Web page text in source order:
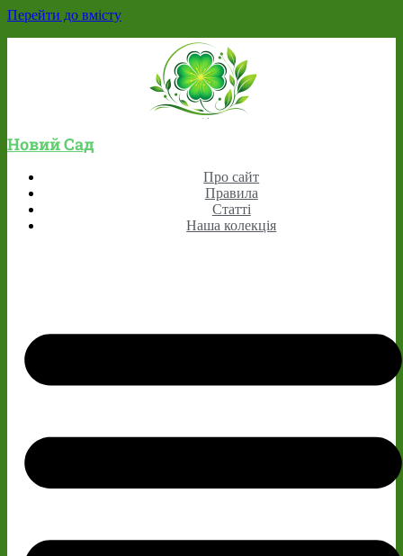
Перейти до вмісту
Новий Сад
Про сайт
Правила
Статті
Наша колекція